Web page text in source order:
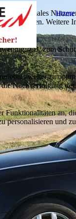
Home
ein optimales
erfolgen. Weitere
z.B. zum
weiter zu
Nachverfolgung
Funktionalitäten an,
personalisieren und